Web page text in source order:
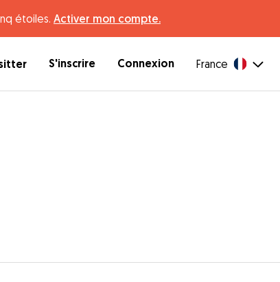
étoiles. Activer mon compte.
S'inscrire Connexion France